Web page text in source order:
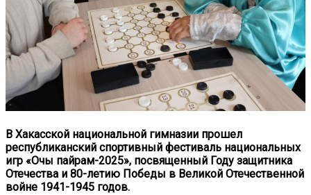
В Хакасской национальной гимназии прошел
республиканский спортивный фестиваль национальных
игр «Очы пайрам-2025», посвященный Году защитника
Отечества и 80-летию Победы в Великой Отечественной
войне 1941-1945 годов.